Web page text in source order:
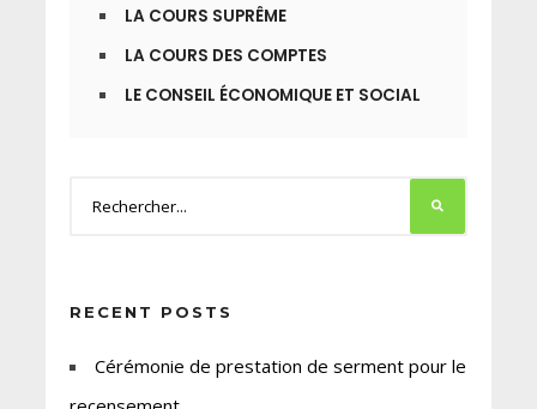
LA COURS SUPRÊME
LA COURS DES COMPTES
LE CONSEIL ÉCONOMIQUE ET SOCIAL
RECENT POSTS
Cérémonie de prestation de serment pour le